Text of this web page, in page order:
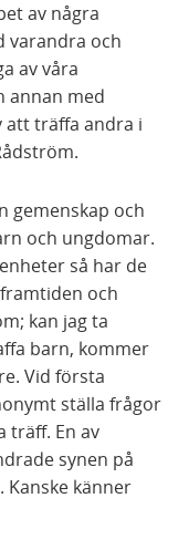
av några
varandra och
av våra
annan med
att träffa andra i
gemenskap och
och ungdomar.
så har de
och
kan jag ta
barn, kommer
Vid första
ställa frågor
träff. En av
synen på
Kanske känner